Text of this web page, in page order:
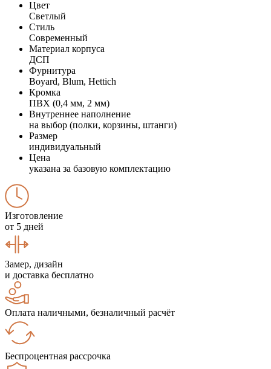
Цвет
Светлый
Стиль
Современный
Материал корпуса
ДСП
Фурнитура
Boyard, Blum, Hettich
Кромка
ПВХ (0,4 мм, 2 мм)
Внутреннее наполнение
на выбор (полки, корзины, штанги)
Размер
индивидуальный
Цена
указана за базовую комплектацию
Изготовление
от 5 дней
Замер, дизайн
и доставка бесплатно
Оплата наличными, безналичный расчёт
Беспроцентная рассрочка